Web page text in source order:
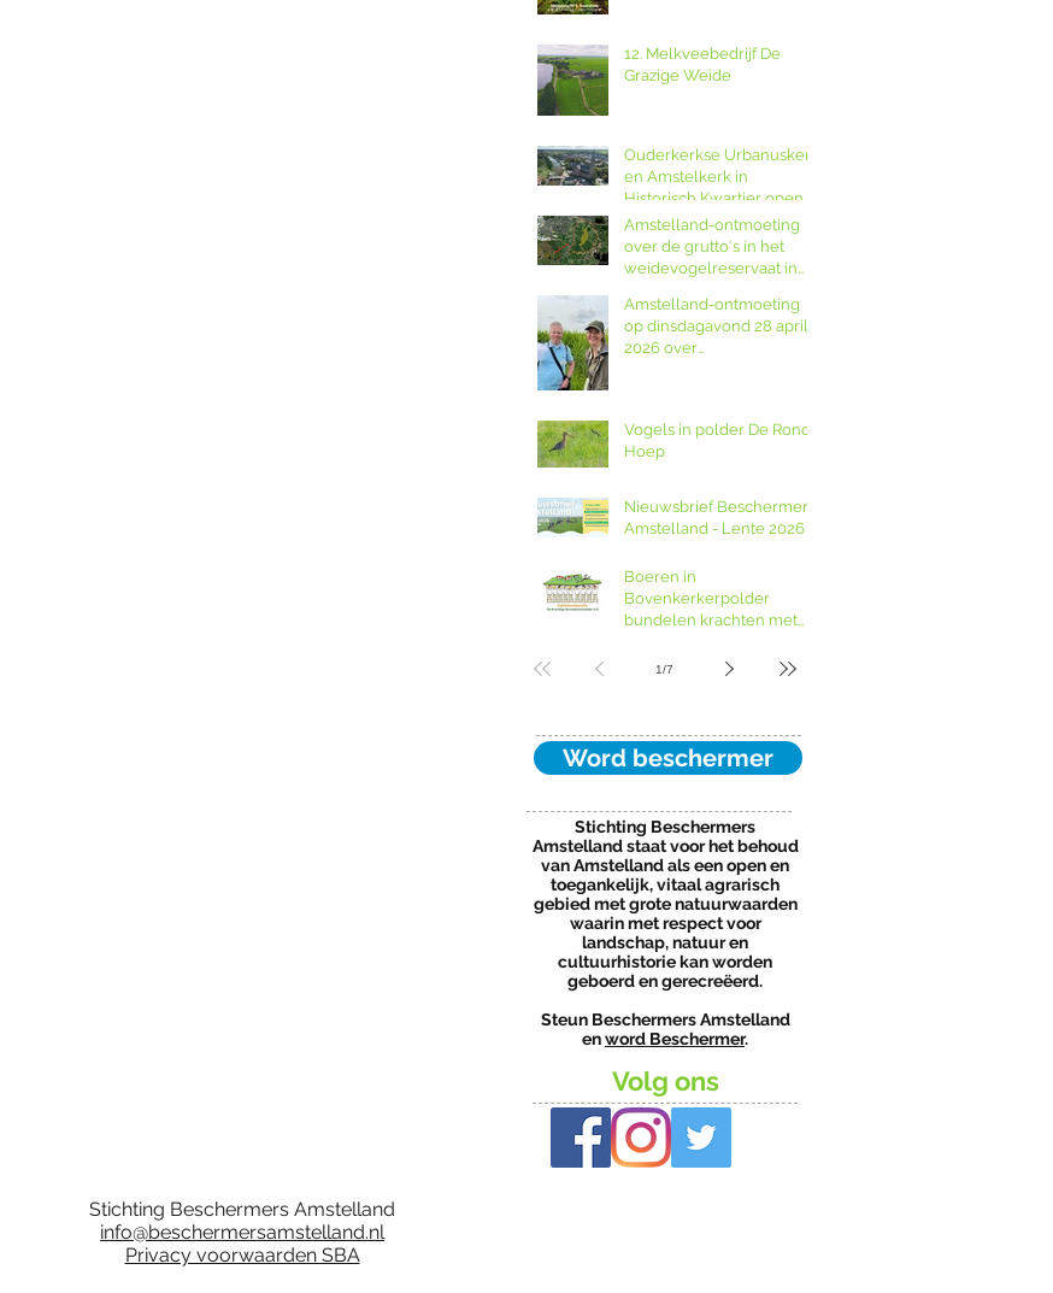
12. Melkveebedrijf De
Grazige Weide
Ouderkerkse Urbanuskerk
en Amstelkerk in
Historisch Kwartier open
op Amstellanddag met
rondleidingen,
fototentoonstelling en
Amstelland-ontmoeting
over de grutto's in het
weidevogelreservaat in
Amstelland-ontmoeting
op dinsdagavond 28 april
2026 over
Kwant van Landschap
Noord-Holland
Vogels in polder De Ronde
Hoep
Nieuwsbrief Beschermers
Amstelland - Lente 2026
Boeren in
Bovenkerkerpolder
bundelen krachten met
1/7
Word beschermer
Stichting Beschermers
Amstelland staat voor het behoud
van Amstelland als een open en
toegankelijk, vitaal agrarisch
gebied met grote natuurwaarden
waarin met respect voor
landschap, natuur en
cultuurhistorie kan worden
geboerd en gerecreëerd.
Steun Beschermers Amstelland
enword Beschermer.
Volg ons
Stichting Beschermers Amstelland
info@beschermersamstelland.nl
Privacy voorwaarden SBA